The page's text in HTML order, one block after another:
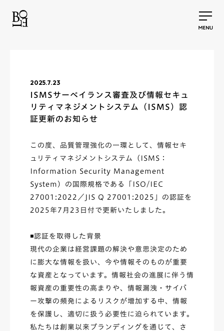
2025.7.23
ISMSサーベイランス審査及び情報セキュ
リティマネジメントシステム（ISMS）認
証更新のお知らせ
この度、品質管理強化の一環として、情報セキ
ュリティマネジメントシステム（ISMS：
Information Security Management
System）の国際規格である「ISO/IEC
27001:2022／JIS Q 27001:2025」の認証を
2025年7月23日付で更新いたしました。
◾️認証を取得した背景
現代の企業は経営課題の解決や意思決定のため
に膨大な情報を扱い、今や情報そのものが重要
な資産となっています。情報社会の進展に伴う情
報資産の重要性の高まりや、情報漏洩・サイバ
ー攻撃の頻発によるリスクが増加する中、情報
を保護し、適切に扱う必要性に迫られています。
私たちは創業以来ブランディングを通じて、さ